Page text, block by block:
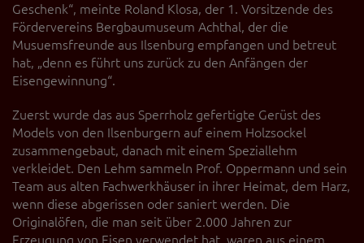
Geschenk“, meinte Roland Klosa, der 1. Vorsitzende des
Fördervereins Bergbaumuseum Achthal, der die
Musuemsfreunde aus Ilsenburg empfangen und betreut
hat, „denn es führt uns zurück zu den Anfängen der
Eisengewinnung“.
Zuerst wurde das aus Sperrholz gefertigte Gerüst des
Models von den Ilsenburgern auf einem Holzsockel
zusammengebaut, danach mit einem Speziallehm
verkleidet. Den Lehm sammeln Prof. Oppermann und sein
Team aus alten Fachwerkhäuser in ihrer Heimat, dem Harz,
wenn diese abgerissen oder saniert werden. Die
Originalöfen, die man seit über 2.000 Jahren zur
Erzeugung von Eisen verwendet hat, waren aus einem